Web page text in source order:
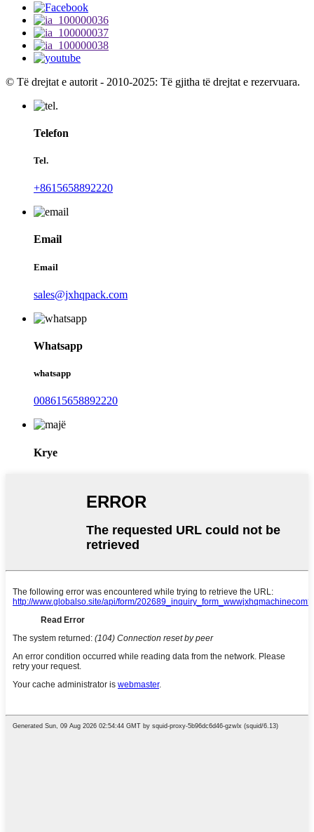
© Të drejtat e autorit - 2010-2025: Të gjitha të drejtat e rezervuara.
Telefon
Tel.
+8615658892220
Email
Email
sales@jxhqpack.com
Whatsapp
whatsapp
008615658892220
Krye